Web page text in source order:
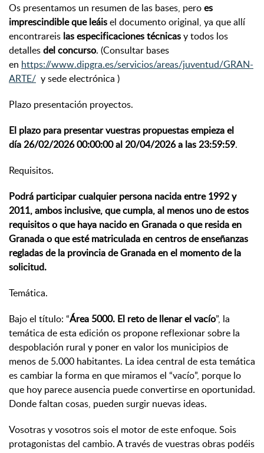
Os presentamos un resumen de las bases, peroes
imprescindible que leáisel documento original, ya que allí
encontrareis las especificaciones técnicasy todos los
detallesdel concurso. (Consultar bases
en https://www.dipgra.es/servicios/areas/juventud/GRAN-
ARTE/ y sede electrónica )
Plazo presentación proyectos.
El plazo para presentar vuestras propuestas empieza el
día26/02/2026 00:00:00 al 20/04/2026 a las 23:59:59.
Requisitos.
Podrá participar cualquier persona nacida entre 1992 y
2011, ambos inclusive, que cumpla, al menos uno de estos
requisitos o que haya nacido en Granada o que resida en
Granada o que esté matriculada en centros de enseñanzas
regladas de la provincia de Granada en el momento de la
solicitud.
Temática.
Bajo el título: “Área 5000. El reto de llenar el vacío”, la
temática de esta edición os propone reflexionar sobre la
despoblación rural y poner en valor los municipios de
menos de 5.000 habitantes. La idea central de esta temática
es cambiar la forma en que miramos el “vacío”, porque lo
que hoy parece ausencia puede convertirse en oportunidad.
Donde faltan cosas, pueden surgir nuevas ideas.
Vosotras y vosotros sois el motor de este enfoque. Sois
protagonistas del cambio. A través de vuestras obras podéis